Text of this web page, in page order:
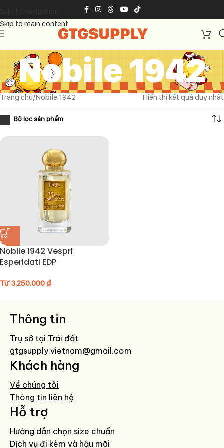
Skip to main content
Nobile 1942
Trang chủ Nobile 1942 Hiển thị kết quả duy nhất
Nobile 1942 Vespri
Esperidati EDP
Từ3.250.000₫
Thông tin
Trụ sở tại Trái đất
gtgsupply.vietnam@gmail.com
Khách hàng
Về chúng tôi
Thông tin liên hệ
Hỗ trợ
Hướng dẫn chọn size chuẩn
Dịch vụ đi kèm và hậu mãi